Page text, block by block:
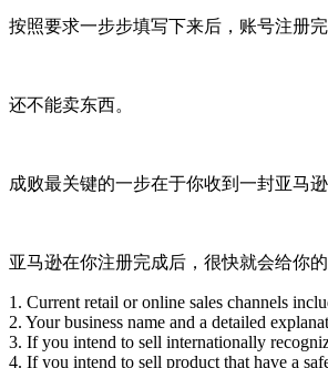
按照要求一步步填写下来后，账号注册
还不能卖东西。
成败最关键的一步在于你收到一封亚马逊
亚马逊在你注册完成后，很快就会给你
1. Current retail or online sales channels
2. Your business name and a detailed
3. If you intend to sell internationally
4. If you intend to sell product that have a